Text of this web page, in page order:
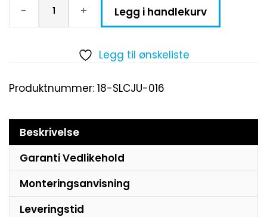
- + Legg i handlekurv
Legg til ønskeliste
Produktnummer: 18-SLCJU-016
Beskrivelse
Garanti Vedlikehold
Monteringsanvisning
Leveringstid